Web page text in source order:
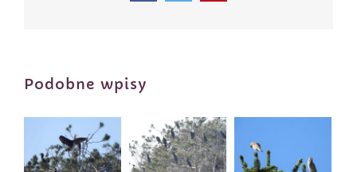
Podobne wpisy